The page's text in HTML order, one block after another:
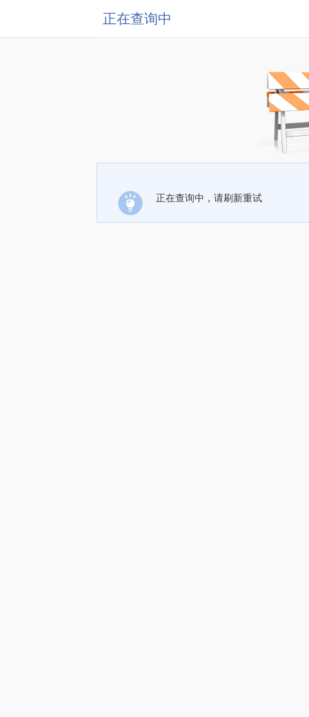
正在查询中
正在查询中，请刷新重试